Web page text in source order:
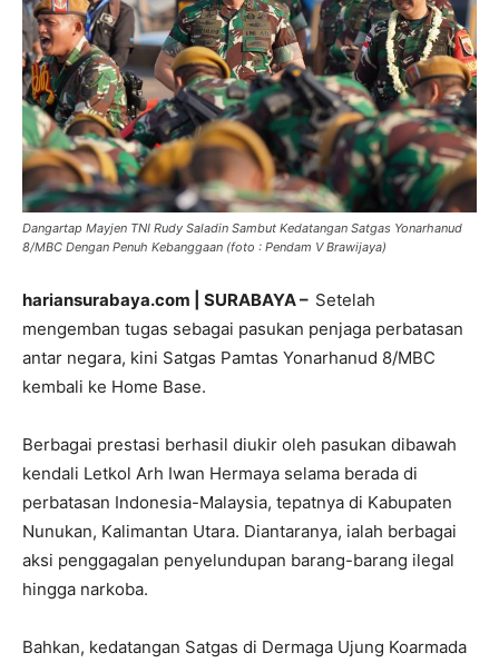
Dangartap Mayjen TNI Rudy Saladin Sambut Kedatangan Satgas Yonarhanud
8/MBC Dengan Penuh Kebanggaan (foto : Pendam V Brawijaya)
hariansurabaya.com | SURABAYA – Setelah
mengemban tugas sebagai pasukan penjaga perbatasan
antar negara, kini Satgas Pamtas Yonarhanud 8/MBC
kembali ke Home Base.
Berbagai prestasi berhasil diukir oleh pasukan dibawah
kendali Letkol Arh Iwan Hermaya selama berada di
perbatasan Indonesia-Malaysia, tepatnya di Kabupaten
Nunukan, Kalimantan Utara. Diantaranya, ialah berbagai
aksi penggagalan penyelundupan barang-barang ilegal
hingga narkoba.
Bahkan, kedatangan Satgas di Dermaga Ujung Koarmada